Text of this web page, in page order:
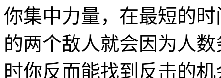
你集中力量，在最短的
的两个敌人就会因为人
时你反而能找到反击的机